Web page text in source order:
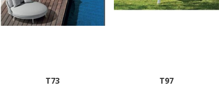
T73 T97